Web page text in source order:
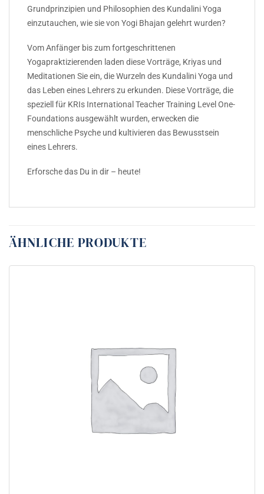
Grundprinzipien und Philosophien des Kundalini Yoga
einzutauchen, wie sie von Yogi Bhajan gelehrt wurden?
Vom Anfänger bis zum fortgeschrittenen
Yogapraktizierenden laden diese Vorträge, Kriyas und
Meditationen Sie ein, die Wurzeln des Kundalini Yoga und
das Leben eines Lehrers zu erkunden. Diese Vorträge, die
speziell für KRIs International Teacher Training Level One-
Foundations ausgewählt wurden, erwecken die
menschliche Psyche und kultivieren das Bewusstsein
eines Lehrers.
Erforsche das Du in dir – heute!
ÄHNLICHE PRODUKTE